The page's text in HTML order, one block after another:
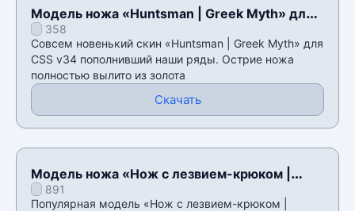
Модель ножа «Huntsman | Greek Myth» для
CSS v34
358
Совсем новенький скин «Huntsman | Greek Myth» для
CSS v34 пополнивший наши ряды. Острие ножа
полностью вылито из золота
Скачать
Модель ножа «Нож с лезвием-крюком |
Волны фаза 4» для CSS v34
891
Популярная модель «Нож с лезвием-крюком |